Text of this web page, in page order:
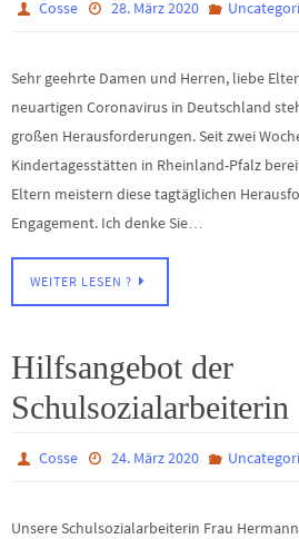
Cosse 28. März 2020
Sehr geehrte Damen und Herren, liebe
neuartigen Coronavirus in Deutschland
großen Herausforderungen. Seit zwei
Kindertagesstätten in Rheinland-Pfalz
Eltern meistern diese tagtäglichen
Engagement. Ich denke Sie…
WEITER LESEN ?
Hilfsangebot der
Schulsozialarbeiterin
Cosse 24. März 2020
Unsere Schulsozialarbeiterin Frau